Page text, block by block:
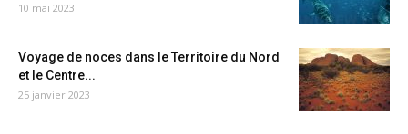
10 mai 2023
Voyage de noces dans le Territoire du Nord
et le Centre...
25 janvier 2023